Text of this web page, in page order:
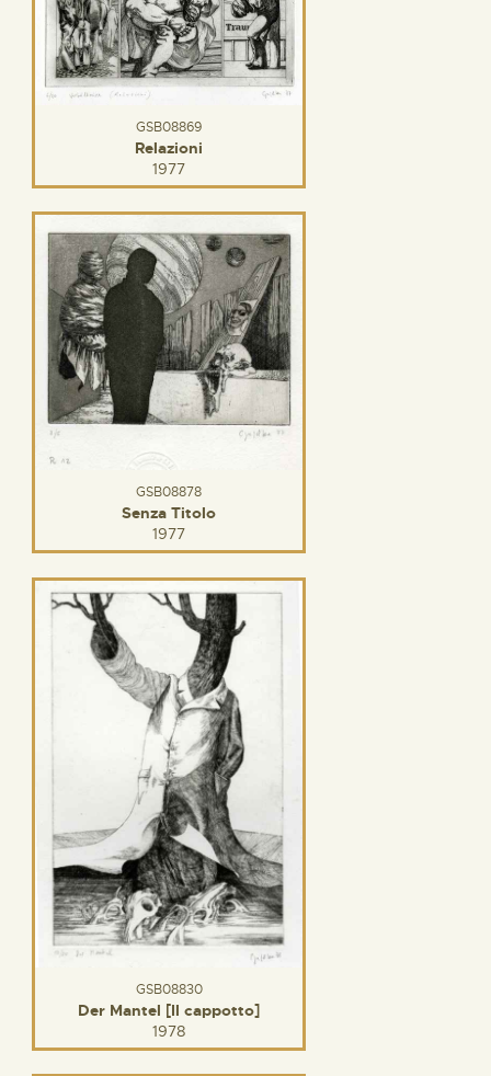
GSB08869
Relazioni
1977
GSB08878
Senza Titolo
1977
GSB08830
Der Mantel [Il cappotto]
1978